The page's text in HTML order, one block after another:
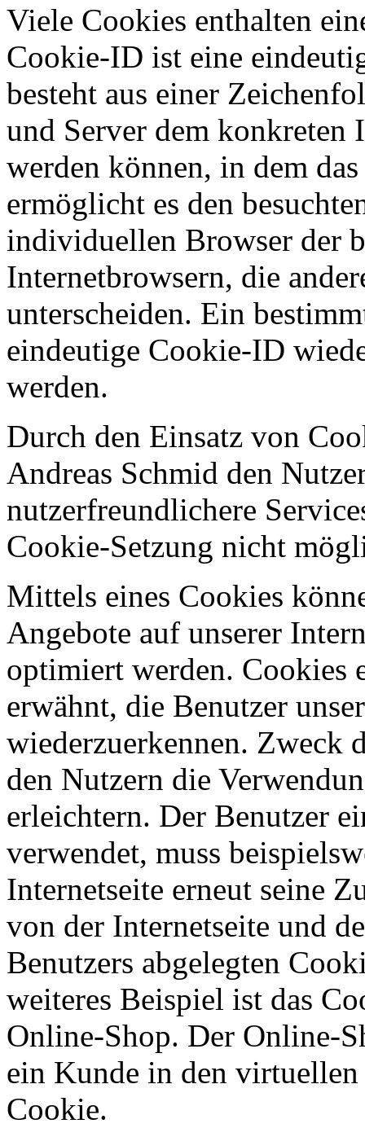
Viele Cookies enthalten
Cookie-ID ist eine
besteht aus einer
und Server dem konkreten
werden können, in dem
ermöglicht es den
individuellen Browser der
Internetbrowsern, die
unterscheiden. Ein
eindeutige Cookie-ID
werden.
Durch den Einsatz von
Andreas Schmid den
nutzerfreundlichere
Cookie-Setzung nicht
Mittels eines Cookies
Angebote auf unserer
optimiert werden. Cookies
erwähnt, die Benutzer
wiederzuerkennen. Zweck
den Nutzern die
erleichtern. Der Benutzer
verwendet, muss
Internetseite erneut seine
von der Internetseite und
Benutzers abgelegten
weiteres Beispiel ist das
Online-Shop. Der Online-
ein Kunde in den
Cookie.